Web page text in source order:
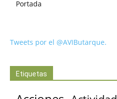
Portada
Tweets por el @AVIButarque.
Etiquetas